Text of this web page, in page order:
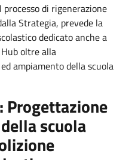
di rigenerazione
Strategia, prevede la
dedicato anche a
oltre alla
ampiamento della scuola
Progettazione
scuola